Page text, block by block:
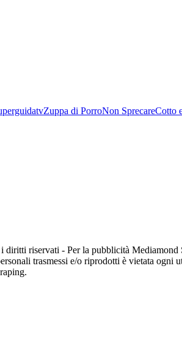
Zuppa di PorroNon SprecareCotto
riservati - Per la pubblicità
trasmessi e/o riprodotti è vietata ogni